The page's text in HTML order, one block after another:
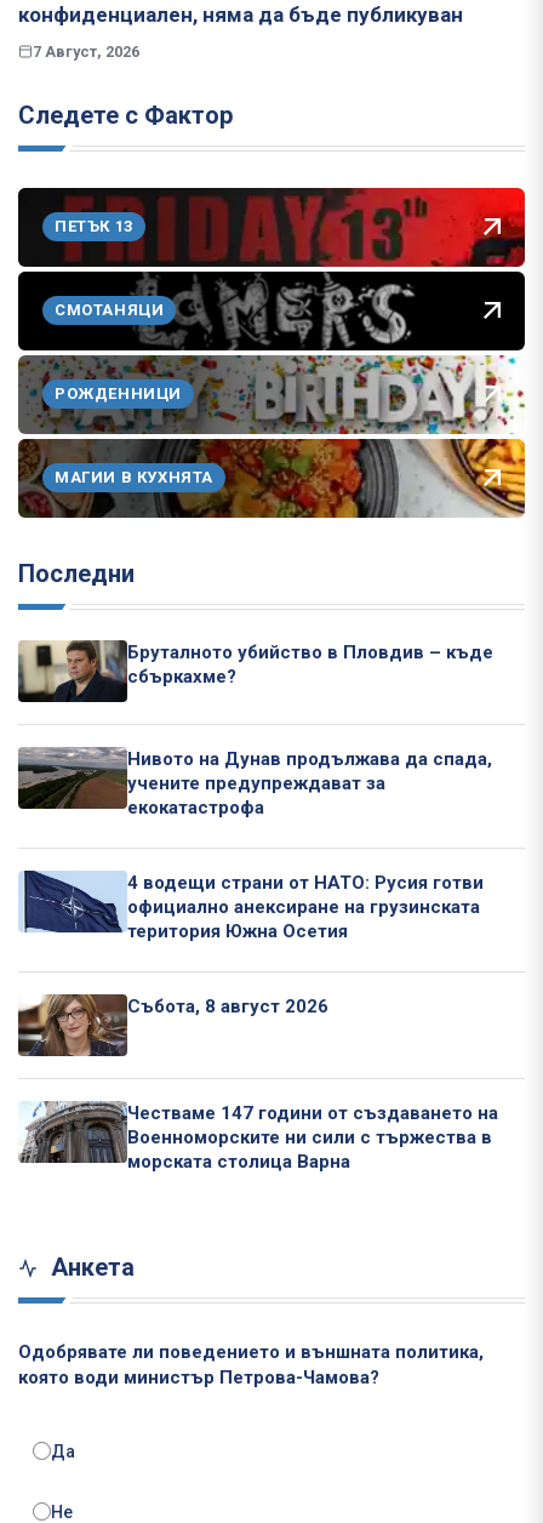
конфиденциален, няма да бъде публикуван
7 Август, 2026
Следете с Фактор
ПЕТЪК 13
СМОТАНЯЦИ
РОЖДЕННИЦИ
МАГИИ В КУХНЯТА
Последни
Бруталното убийство в Пловдив – къде
сбъркахме?
Нивото на Дунав продължава да спада,
учените предупреждават за
екокатастрофа
4 водещи страни от НАТО: Русия готви
официално анексиране на грузинската
територия Южна Осетия
Събота, 8 август 2026
Честваме 147 години от създаването на
Военноморските ни сили с тържества в
морската столица Варна
Анкета
Одобрявате ли поведението и външната политика,
която води министър Петрова-Чамова?
Да
Не